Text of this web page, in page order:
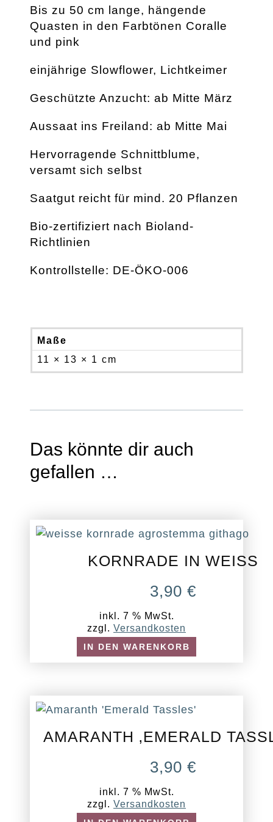
Bis zu 50 cm lange, hängende
Quasten in den Farbtönen Coralle
und pink
einjährige Slowflower, Lichtkeimer
Geschützte Anzucht: ab Mitte März
Aussaat ins Freiland: ab Mitte Mai
Hervorragende Schnittblume,
versamt sich selbst
Saatgut reicht für mind. 20 Pflanzen
Bio-zertifiziert nach Bioland-
Richtlinien
Kontrollstelle: DE-ÖKO-006
Maße
11 × 13 × 1 cm
Das könnte dir auch
gefallen …
KORNRADE IN WEISS
3,90€
inkl. 7 % MwSt.
zzgl. Versandkosten
IN DEN WARENKORB
AMARANTH ‚EMERALD
3,90€
inkl. 7 % MwSt.
zzgl. Versandkosten